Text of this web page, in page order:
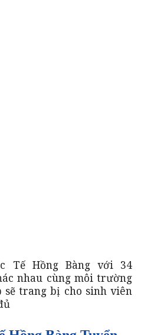
Tế Hồng Bàng với 34
nhau cùng môi trường
sẽ trang bị cho sinh viên